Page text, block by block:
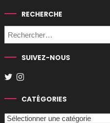
RECHERCHE
SUIVEZ-NOUS
CATÉGORIES
Catégories